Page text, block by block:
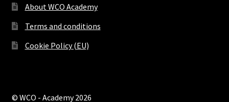
About WCO Academy
Terms and conditions
Cookie Policy (EU)
© WCO - Academy 2026